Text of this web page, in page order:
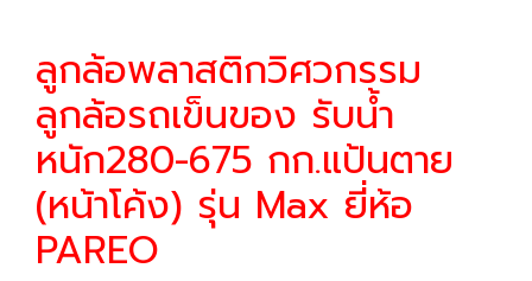
ลูกล้อพลาสติกวิศวกรรม
ลูกล้อรถเข็นของ รับน้ำ
หนัก280-675 กก.แป้นตาย
(หน้าโค้ง) รุ่น Max ยี่ห้อ
PAREO